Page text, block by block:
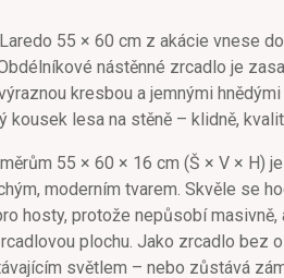
55 × 60 cm z akácie vnese
nástěnné zrcadlo je
kresbou a jemnými
kousek lesa na stěně – klidně,
55 × 60 × 16 cm (Š × V × H)
moderním tvarem. Skvěle se
hosty, protože nepůsobí
plochu. Jako zrcadlo bez
světlem – nebo zůstává